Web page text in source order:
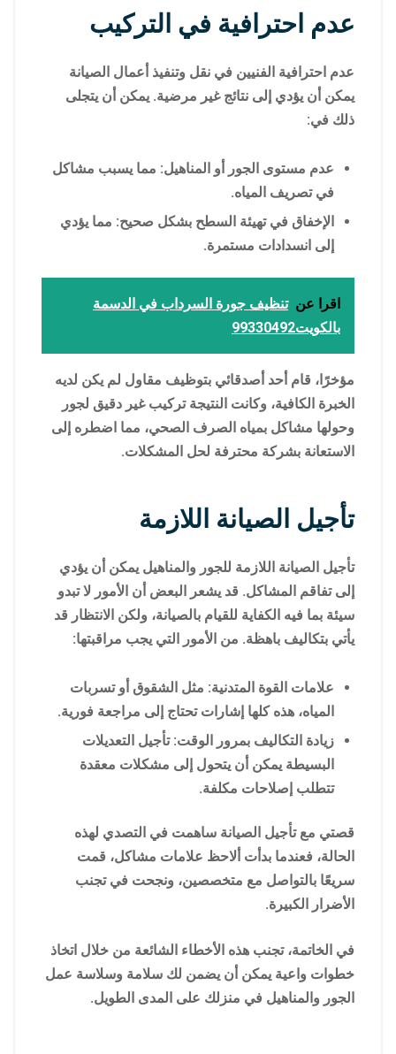
عدم احترافية في التركيب
عدم احترافية الفنيين في نقل وتنفيذ أعمال الصيانة
يمكن أن يؤدي إلى نتائج غير مرضية. يمكن أن يتجلى
ذلك في:
عدم مستوى الجور أو المناهيل: مما يسبب مشاكل
في تصريف المياه.
الإخفاق في تهيئة السطح بشكل صحيح: مما يؤدي
إلى انسدادات مستمرة.
اقرا عن تنظيف جورة السرداب في الدسمة
بالكويت99330492
مؤخرًا، قام أحد أصدقائي بتوظيف مقاول لم يكن لديه
الخبرة الكافية، وكانت النتيجة تركيب غير دقيق لجور
وحولها مشاكل بمياه الصرف الصحي، مما اضطره إلى
الاستعانة بشركة محترفة لحل المشكلات.
تأجيل الصيانة اللازمة
تأجيل الصيانة اللازمة للجور والمناهيل يمكن أن يؤدي
إلى تفاقم المشاكل. قد يشعر البعض أن الأمور لا تبدو
سيئة بما فيه الكفاية للقيام بالصيانة، ولكن الانتظار قد
يأتي بتكاليف باهظة. من الأمور التي يجب مراقبتها:
علامات القوة المتدنية: مثل الشقوق أو تسربات
المياه، هذه كلها إشارات تحتاج إلى مراجعة فورية.
زيادة التكاليف بمرور الوقت: تأجيل التعديلات
البسيطة يمكن أن يتحول إلى مشكلات معقدة
تتطلب إصلاحات مكلفة.
قصتي مع تأجيل الصيانة ساهمت في التصدي لهذه
الحالة، فعندما بدأت ألاحظ علامات مشاكل، قمت
سريعًا بالتواصل مع متخصصين، ونجحت في تجنب
الأضرار الكبيرة.
في الخاتمة، تجنب هذه الأخطاء الشائعة من خلال اتخاذ
خطوات واعية يمكن أن يضمن لك سلامة وسلاسة عمل
الجور والمناهيل في منزلك على المدى الطويل.